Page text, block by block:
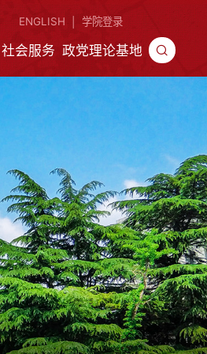
ENGLISH 学院登录
社会服务 政党理论基地